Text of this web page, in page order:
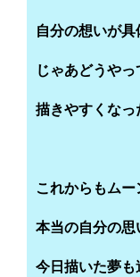
自分の想いが具
じゃあどうや
描きやすくなっ
これからもム
本当の自分の思
今日描いた夢も